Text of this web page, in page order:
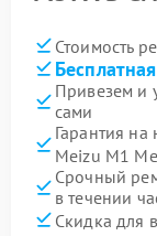
Стоимость
Привезем и
сами
Гарантия
Meizu M1
Срочный
в течении
Скидка для